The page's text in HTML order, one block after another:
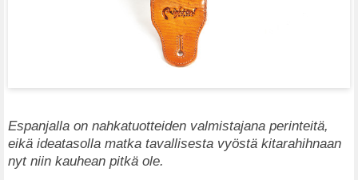
Espanjalla on nahkatuotteiden valmistajana perinteitä,
eikä ideatasolla matka tavallisesta vyöstä kitarahihnaan
nyt niin kauhean pitkä ole.